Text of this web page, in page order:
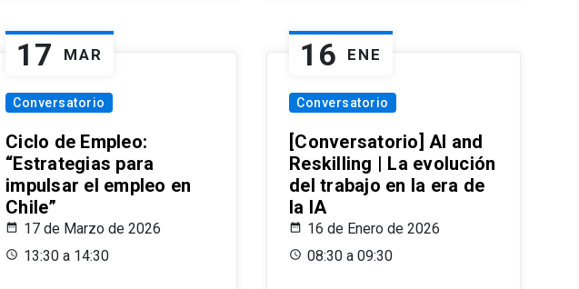
17 MAR
Conversatorio
Ciclo de Empleo:
“Estrategias para
impulsar el empleo en
Chile”
17 de Marzo de 2026
13:30 a 14:30
16 ENE
Conversatorio
[Conversatorio] AI and
Reskilling | La evolución
del trabajo en la era de
la IA
16 de Enero de 2026
08:30 a 09:30